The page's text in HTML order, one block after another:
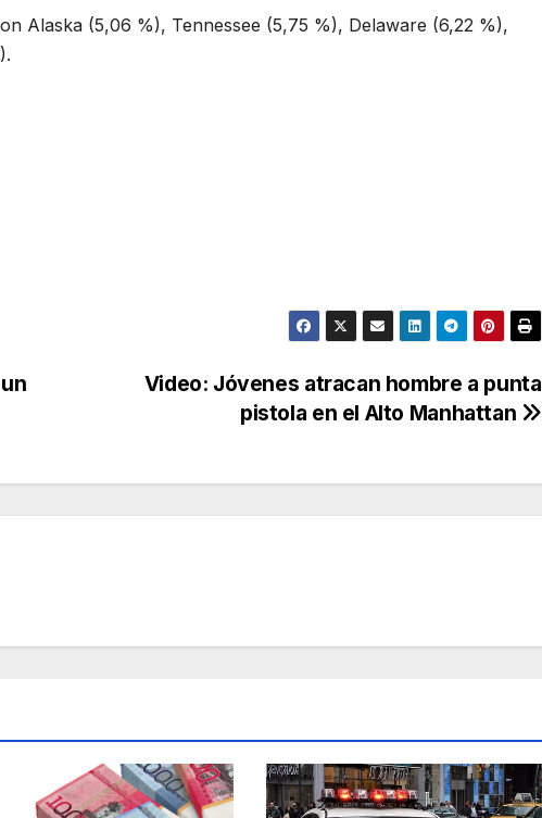
Alaska (5,06 %), Tennessee (5,75 %), Delaware (6,22 %),
Video: Jóvenes atracan hombre a punta
pistola en el Alto Manhattan